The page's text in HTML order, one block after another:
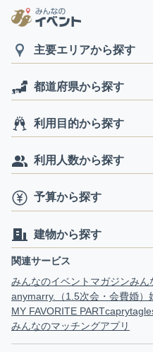
主要エリアから探す
都道府県から探す
利用目的から探す
利用人数から探す
予算から探す
建物から探す
関連サービス
みんなのイベントマガジンみん
anymarry.（1.5次会・会費婚）
MY FAVORITE PARTcapry
みんなのマッチングアプリ